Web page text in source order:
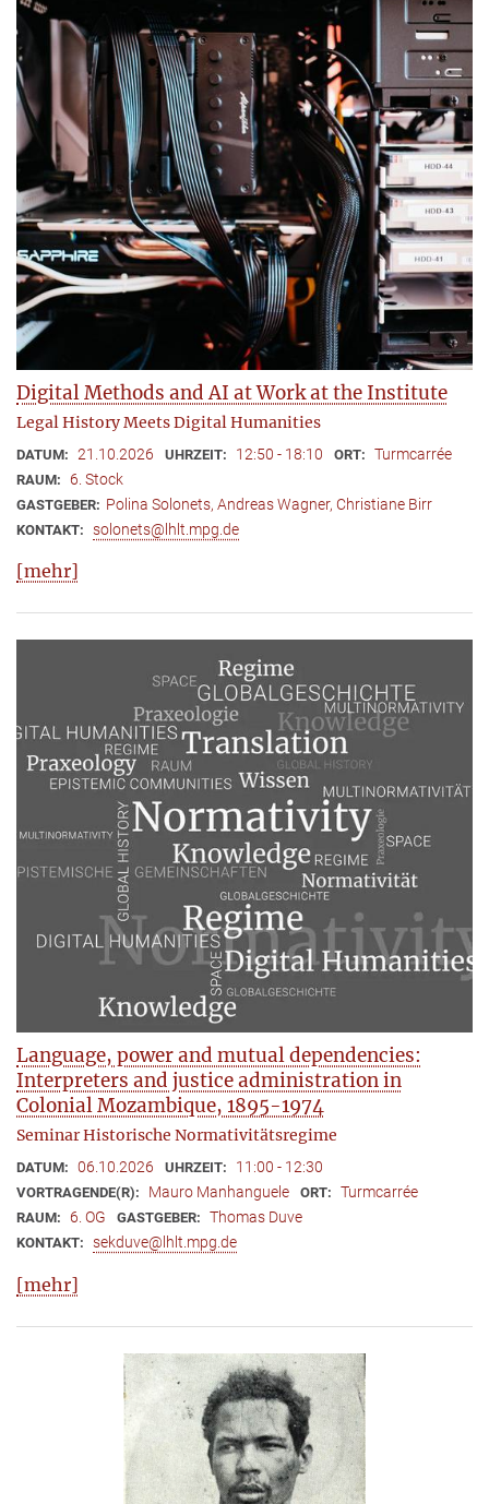
Digital Methods and AI at Work at the Institute
Legal History Meets Digital Humanities
DATUM: 21.10.2026 UHRZEIT: 12:50 - 18:10 ORT: Turmcarrée
RAUM: 6. Stock
GASTGEBER: ​Polina Solonets, Andreas Wagner, Christiane Birr
KONTAKT: solonets@lhlt.mpg.de
[mehr]
Language, power and mutual dependencies:
Interpreters and justice administration in
Colonial Mozambique, 1895-1974
Seminar Historische Normativitätsregime
DATUM: 06.10.2026 UHRZEIT: 11:00 - 12:30
VORTRAGENDE(R): Mauro Manhanguele ORT: Turmcarrée
RAUM: 6. OG GASTGEBER: Thomas Duve
KONTAKT: sekduve@lhlt.mpg.de
[mehr]